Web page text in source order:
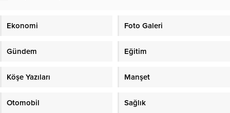
Ekonomi Foto Galeri
Gündem Eğitim
Köşe Yazıları Manşet
Otomobil Sağlık